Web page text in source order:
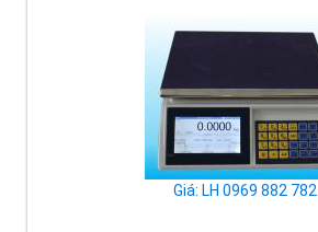
Giá: LH 0969 882 782